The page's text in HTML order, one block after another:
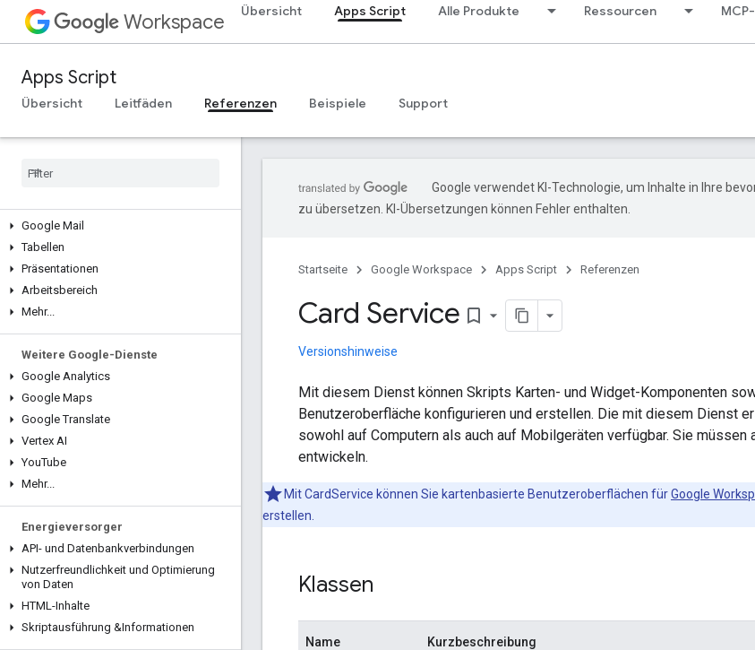
Workspace Übersicht Apps Script Alle Produkte Ressourcen
Apps Script
Übersicht Leitfäden Referenzen Beispiele Support
Übersicht
Google Workspace-Dienste
Admin-Konsole
Chat
Google Mail
Tabellen
Präsentationen
Arbeitsbereich
Mehr...
Weitere Google-Dienste
Google Analytics
Google Maps
Google Translate
Vertex AI
YouTube
Mehr...
Energieversorger
API- und Datenbankverbindungen
Nutzerfreundlichkeit und Optimierung
von Daten
HTML-Inhalte
Skriptausführung &Informationen
Google verwendet KI-Technologie, um Inhalte in Ihre
zu übersetzen. KI-Übersetzungen können Fehler enthalten.
Startseite Google Workspace Apps Script Referenzen
Card Service bookmark_border
Versionshinweise
Mit diesem Dienst können Skripts Karten- und Widget-Komponenten
Benutzeroberfläche konfigurieren und erstellen. Die mit diesem Dienst
sowohl auf Computern als auch auf Mobilgeräten verfügbar. Sie
entwickeln.
Mit CardService können Sie kartenbasierte Benutzeroberflächen fürGoogle
erstellen.
Klassen
Name Kurzbeschreibung